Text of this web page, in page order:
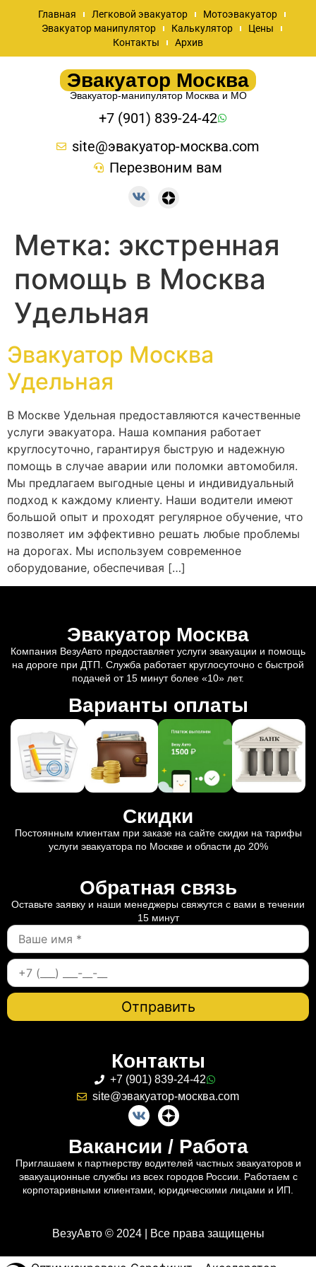
Главная Легковой эвакуатор
Мотоэвакуатор
Эвакуатор манипулятор
Калькулятор
Цены
Контакты
Архив
Эвакуатор Москва
Эвакуатор-манипулятор Москва и МО
+7 (901) 839-24-42
site@эвакуатор-москва.com
Перезвоним вам
Метка: экстренная
помощь в Москва
Удельная
Эвакуатор Москва
Удельная
В Москве Удельная предоставляются качественные
услуги эвакуатора. Наша компания работает
круглосуточно, гарантируя быструю и надежную
помощь в случае аварии или поломки автомобиля.
Мы предлагаем выгодные цены и индивидуальный
подход к каждому клиенту. Наши водители имеют
большой опыт и проходят регулярное обучение, что
позволяет им эффективно решать любые проблемы
на дорогах. Мы используем современное
оборудование, обеспечивая […]
Эвакуатор Москва
Компания ВезуАвто предоставляет услуги эвакуации и помощь
на дороге при ДТП. Служба работает круглосуточно с быстрой
подачей от 15 минут более «10» лет.
Варианты оплаты
Скидки
Постоянным клиентам при заказе на сайте скидки на тарифы
услуги эвакуатора по Москве и области до 20%
Обратная связь
Оставьте заявку и наши менеджеры свяжутся с вами в течении
15 минут
Контакты
+7 (901) 839-24-42
site@эвакуатор-москва.com
Вакансии / Работа
Приглашаем к партнерству водителей частных эвакуаторов и
эвакуационные службы из всех городов России. Работаем с
корпотаривными клиентами, юридическими лицами и ИП.
ВезуАвто © 2024 | Все права защищены